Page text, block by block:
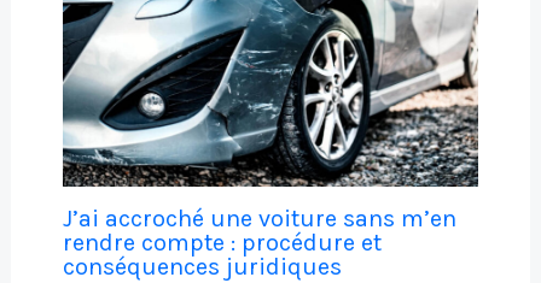
J’ai accroché une voiture sans m’en
rendre compte : procédure et
conséquences juridiques